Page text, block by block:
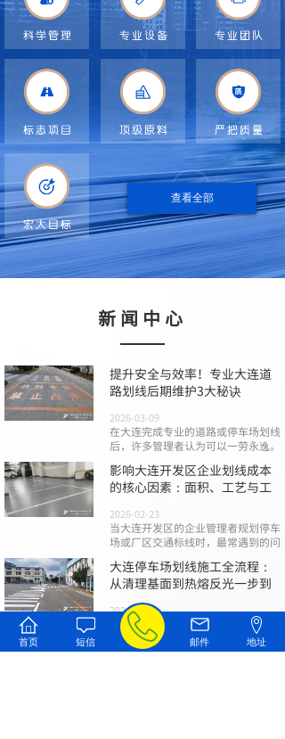
查看全部
新闻中心
提升安全与效率！专业大连道
路划线后期维护3大秘诀
2026-03-09
在大连完成专业的道路或停车场划线
后，许多管理者认为可以一劳永逸。
影响大连开发区企业划线成本
的核心因素：面积、工艺与工
2026-02-23
当大连开发区的企业管理者规划停车
场或厂区交通标线时，最常遇到的问
大连停车场划线施工全流程：
从清理基面到热熔反光一步到
2026-02-09
一个规范、清晰且耐用的停车场标
线，不仅是引导车流、保障安全的基
础
首页 短信 邮件 地址